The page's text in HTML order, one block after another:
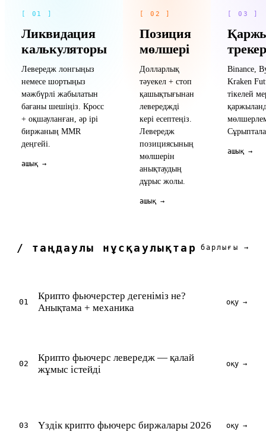
[ 01 ]
Ликвидация
калькуляторы
Левередж лонгыңыз
немесе шортыңыз
мәжбүрлі жабылатын
бағаны шешіңіз. Кросс
+ оқшауланған, әр ірі
биржаның MMR
деңгейі.
ашық →
[ 02 ]
Позиция
мөлшері
Долларлық
тәуекел + стоп
қашықтығынан
левереджді
кері есептеңіз.
Левередж
позициясының
мөлшерін
анықтаудың
дұрыс жолы.
ашық →
[ 03 ]
Binance,
Kraken
тікелей
ашық →
/ таңдаулы нұсқаулықтар барлығы →
01
Крипто фьючерстер дегеніміз не?
Анықтама + механика
оқу →
02
Крипто фьючерс левередж — қалай
жұмыс істейді
оқу →
03 Үздік крипто фьючерс биржалары 2026 оқу →